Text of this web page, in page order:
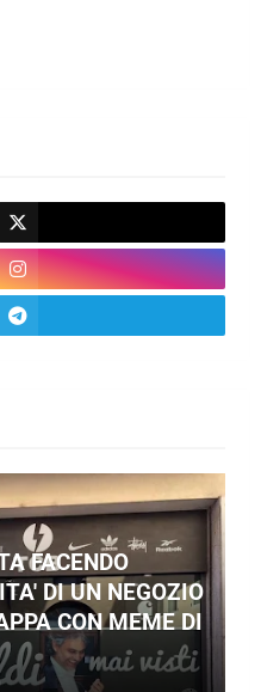
FACENDO
DI UN NEGOZIO
CON MEME DI